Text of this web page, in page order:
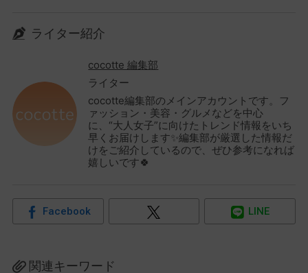
ライター紹介
cocotte 編集部
ライター
cocotte編集部のメインアカウントです。フ
ァッション・美容・グルメなどを中心
に、“大人女子”に向けたトレンド情報をいち
早くお届けします✨編集部が厳選した情報だ
けをご紹介しているので、ぜひ参考になれば
嬉しいです🍀
Facebook LINE
関連キーワード